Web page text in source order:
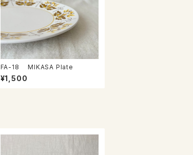
FA-18 MIKASA Plate
¥1,500